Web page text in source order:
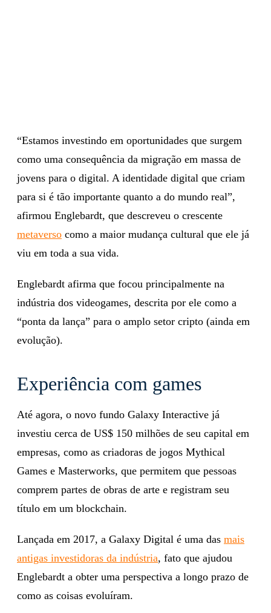
“Estamos investindo em oportunidades que surgem
como uma consequência da migração em massa de
jovens para o digital. A identidade digital que criam
para si é tão importante quanto a do mundo real”,
afirmou Englebardt, que descreveu o crescente
metaverso como a maior mudança cultural que ele já
viu em toda a sua vida.
Englebardt afirma que focou principalmente na
indústria dos videogames, descrita por ele como a
“ponta da lança” para o amplo setor cripto (ainda em
evolução).
Experiência com games
Até agora, o novo fundo Galaxy Interactive já
investiu cerca de US$ 150 milhões de seu capital em
empresas, como as criadoras de jogos Mythical
Games e Masterworks, que permitem que pessoas
comprem partes de obras de arte e registram seu
título em um blockchain.
Lançada em 2017, a Galaxy Digital é uma das mais
antigas investidoras da indústria, fato que ajudou
Englebardt a obter uma perspectiva a longo prazo de
como as coisas evoluíram.